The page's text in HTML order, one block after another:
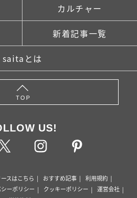
カルチャー
新着記事一覧
saitaとは
TOP
US!
スはこちら おすすめ記事
利用規約
ーポリシー クッキーポリシー
運営会社